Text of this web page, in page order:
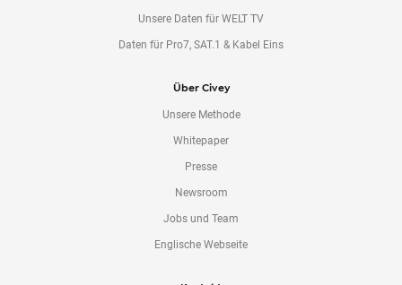
Unsere Daten für WELT TV
Daten für Pro7, SAT.1 & Kabel Eins
Über Civey
Unsere Methode
Whitepaper
Presse
Newsroom
Jobs und Team
Englische Webseite